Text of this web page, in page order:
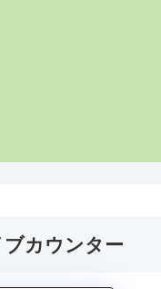
ブカウンター